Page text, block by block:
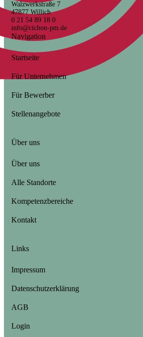
Walzwerkstraße 7
47877 Willich
0 21 54 89 18 0
info@cichon-pm.de
Navigation
Startseite
Für Unternehmen
Für Bewerber
Stellenangebote
Über uns
Über uns
Alle Standorte
Kompetenzbereiche
Kontakt
Links
Impressum
Datenschutzerklärung
AGB
Login